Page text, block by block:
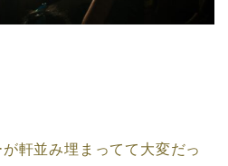
軒並み埋まってて大変だっ